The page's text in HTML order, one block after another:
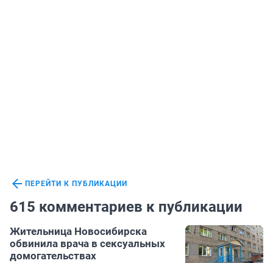
ПЕРЕЙТИ К ПУБЛИКАЦИИ
615 комментариев к публикации
Жительница Новосибирска
обвинила врача в сексуальных
домогательствах